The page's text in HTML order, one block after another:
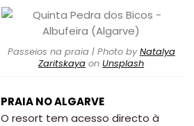
Passeios na praia | Photo byNatalya
Zaritskaya onUnsplash
PRAIA NO ALGARVE
O resort tem acesso directo à